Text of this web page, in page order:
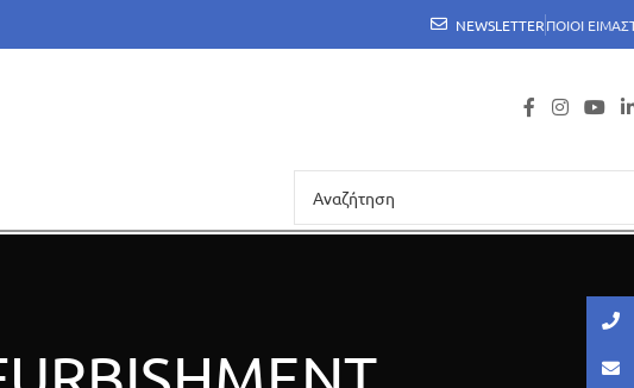
NEWSLETTERΠΟΙΟΙ